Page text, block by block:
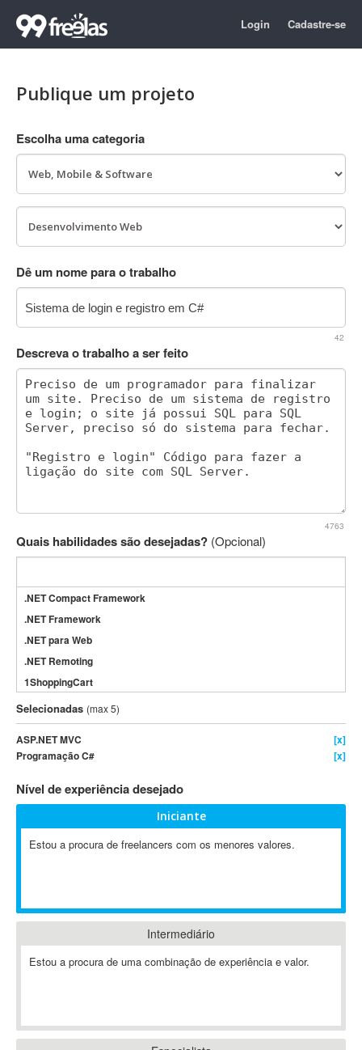
Login Cadastre-se
Publique um projeto
Escolha uma categoria
Dê um nome para o trabalho
42
Descreva o trabalho a ser feito
4763
Quais habilidades são desejadas? (Opcional)
.NET Compact Framework
.NET Framework
.NET para Web
.NET Remoting
1ShoppingCart
3DS Max
3GSM
4D Dimension
802.11
A&P
A-GPS
A2Billing
AAUS Scientific Diver
Abaqus
ABIS
Ableton Push
Selecionadas (max 5)
ASP.NET MVC
[x]
Programação C#
[x]
Nível de experiência desejado
Iniciante
Estou a procura de freelancers com os menores valores.
Intermediário
Estou a procura de uma combinação de experiência e valor.